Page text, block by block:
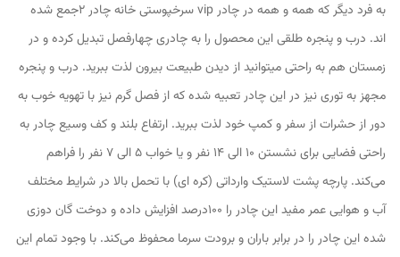
به فرد دیگر که همه و همه در چادر vip سرخپوستی خانه چادر 2جمع شده
اند. درب و پنجره طلقی این محصول را به چادری چهارفصل تبدیل کرده و در
زمستان هم به راحتی میتوانید از دیدن طبیعت بیرون لذت ببرید. درب و پنجره
مجهز به توری نیز در این چادر تعبیه شده که از فصل گرم نیز با تهویه خوب به
دور از حشرات از سفر و کمپ خود لذت ببرید. ارتفاع بلند و کف وسیع چادر به
راحتی فضایی برای نشستن ۱۰ الی ۱۴ نفر و یا خواب ۵ الی ۷ نفر را فراهم
می‌کند. پارچه پشت لاستیک وارداتی (کره ای) با تحمل بالا در شرایط مختلف
آب و هوایی عمر مفید این چادر را ۱۰۰درصد افزایش داده و دوخت گان دوزی
شده این چادر را در برابر باران و برودت سرما محفوظ می‌کند. با وجود تمام این